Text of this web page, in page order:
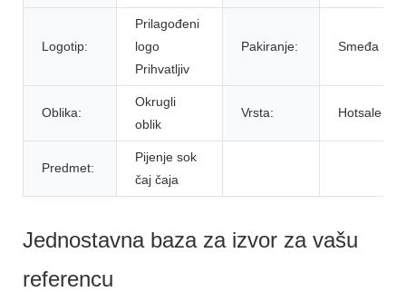
Logotip:
Prilagođeni
logo
Prihvatljiv
Pakiranje: Smeđa
Oblika:
Okrugli
oblik
Vrsta: Hotsale
Predmet:
Pijenje sok
čaj čaja
Jednostavna baza za izvor za vašu
referencu